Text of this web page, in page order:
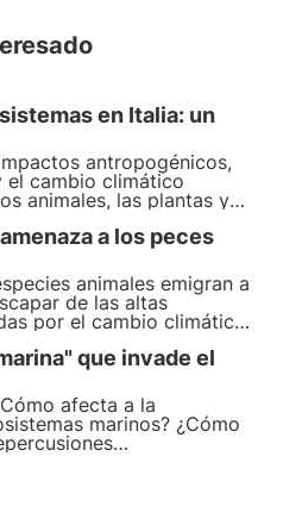
en Italia: un
antropogénicos,
el cambio climático
animales, las plantas y
El programa de la
por la protección y la
actuar a tiempo.
a los peces
animales emigran a
de las altas
por el cambio climático,
exitosa, no parece
peces marinos, como
reciente.
que invade el
afecta a la
marinos? ¿Cómo
fenómeno? Descubra